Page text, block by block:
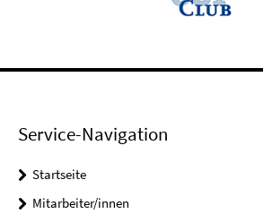
Service-Navigation
Startseite
Mitarbeiter/innen